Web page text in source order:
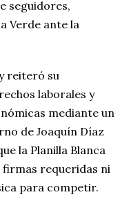
seguidores,
Verde ante la
reiteró su
laborales y
mediante un
de Joaquín Díaz
la Planilla Blanca
requeridas ni
para competir.